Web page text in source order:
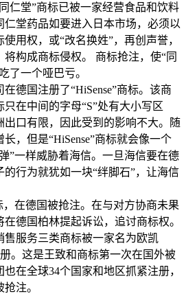
仁堂”商标已被一家经营食品和饮料
仁堂药品如要进入日本市场，必须以
用权，或“改名换姓”，再创声誉，
构成商标侵权。 商标抢注，使“同
了一个哑巴亏。
德国注册了“HiSense”商标。该商
只在中间的字母“S”处有大小写区
出口有限，因此受到的影响不大。随
，但是“HiSense”商标就会像一个
”一样威胁着海信。一旦海信要在德
的行为就犹如一块“绊脚石”，让海信
，在德国被抢注。在与对方协商未果
德国柏林提起诉讼，追讨商标权。
售服务三类商标被一家名为欧凯
。这是王致和商标第一次在国外被
在全球34个国家和地区抓紧注册，
注。